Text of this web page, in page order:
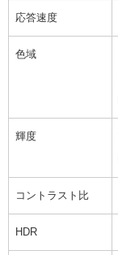
応答速度
色域
輝度
コントラスト比
HDR